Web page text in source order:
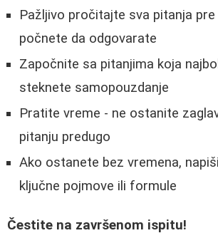
Pažljivo pročitajte sva pitanja
počnete da odgovarate
Započnite sa pitanjima koja
steknete samopouzdanje
Pratite vreme - ne ostanite
pitanju predugo
Ako ostanete bez vremena,
ključne pojmove ili formule
Čestite na završenom ispitu!